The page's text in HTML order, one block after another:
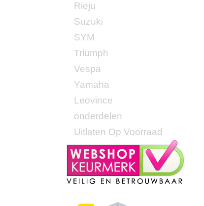
Rieju
Suzuki
SYM
Triumph
Vespa
Yamaha
Leovince
onderdelen
Uitlaten Op Voorraad